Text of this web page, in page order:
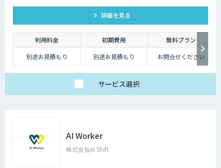
詳細を見る
利用料金 初期費用
無料プラン
別途お見積もり
別途お見積もり お問合せください
サービス選択
AI Worker
株式会社AI Shift